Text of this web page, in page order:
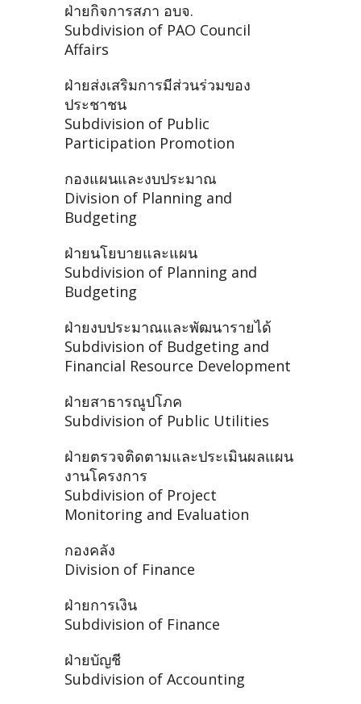
ฝ่ายกิจการสภา อบจ.
Subdivision of PAO Council
Affairs
ฝ่ายส่งเสริมการมีส่วนร่วมของ
ประชาชน
Subdivision of Public
Participation Promotion
กองแผนและงบประมาณ
Division of Planning and
Budgeting
ฝ่ายนโยบายและแผน
Subdivision of Planning and
Budgeting
ฝ่ายงบประมาณและพัฒนารายได้
Subdivision of Budgeting and
Financial Resource Development
ฝ่ายสาธารณูปโภค
Subdivision of Public Utilities
ฝ่ายตรวจติดตามและประเมินผลแผน
งานโครงการ
Subdivision of Project
Monitoring and Evaluation
กองคลัง
Division of Finance
ฝ่ายการเงิน
Subdivision of Finance
ฝ่ายบัญชี
Subdivision of Accounting